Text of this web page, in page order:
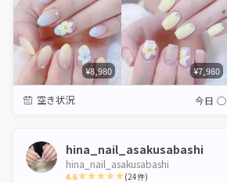
¥8,980 ¥7,980
空き状況 今日 ◯
hina_nail_asakusabashi
hina_nail_asakusabashi
4.6 (24件)